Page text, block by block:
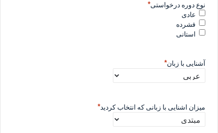
نوع دوره درخواستی*
عادی
فشرده
استانی
آشنایی با زبان*
میزان اشنایی با زبانی که انتخاب کردید*